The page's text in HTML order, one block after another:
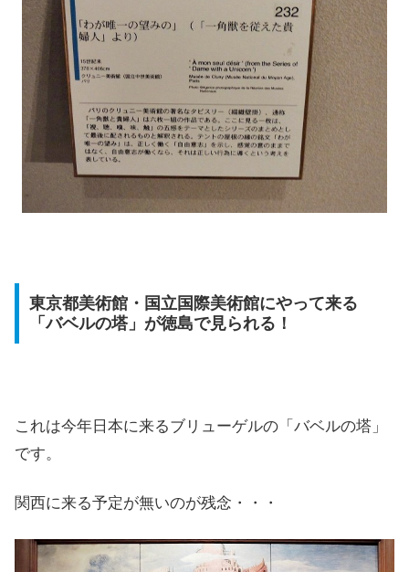
東京都美術館・国立国際美術館にやって来る
「バベルの塔」が徳島で見られる！
これは今年日本に来るブリューゲルの「バベルの塔」
です。
関西に来る予定が無いのが残念・・・